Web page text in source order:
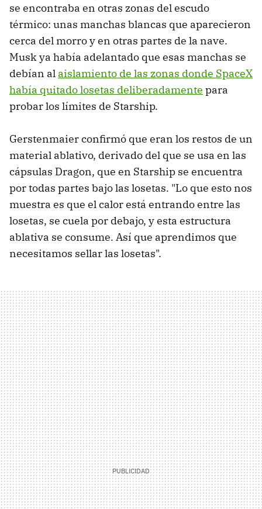
se encontraba en otras zonas del escudo
térmico: unas manchas blancas que aparecieron
cerca del morro y en otras partes de la nave.
Musk ya había adelantado que esas manchas se
debían al aislamiento de las zonas donde SpaceX
había quitado losetas deliberadamente para
probar los límites de Starship.
Gerstenmaier confirmó que eran los restos de un
material ablativo, derivado del que se usa en las
cápsulas Dragon, que en Starship se encuentra
por todas partes bajo las losetas. "Lo que esto nos
muestra es que el calor está entrando entre las
losetas, se cuela por debajo, y esta estructura
ablativa se consume. Así que aprendimos que
necesitamos sellar las losetas".